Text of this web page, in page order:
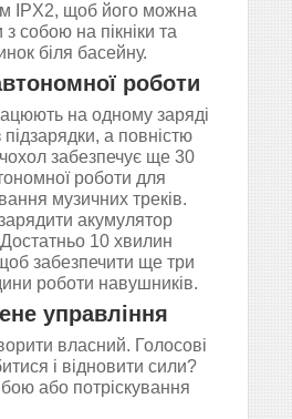
IPX2, щоб його можна
собою на пікніки та
біля басейну.
роботи
на одному заряді
а повністю
забезпечує ще 30
роботи для
музичних треків.
акумулятор
10 хвилин
забезпечити ще три
роботи навушників.
управління
власний. Голосові
і відновити сили?
або потріскування